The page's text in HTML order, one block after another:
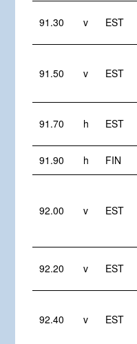
91.30 v EST
91.50 v EST
91.70 h EST
91.90 h FIN
92.00 v EST
92.20 v EST
92.40 v EST